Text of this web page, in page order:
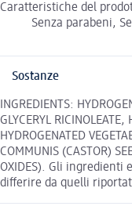
Caratteristiche del
Senza parabeni,
Sostanze
INGREDIENTS:
GLYCERYL RICINOLEATE,
HYDROGENATED
COMMUNIS (CASTOR)
OXIDES). Gli ingredienti
differire da quelli